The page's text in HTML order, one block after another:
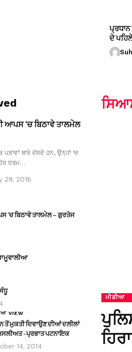
ਦੇ
ਆਪਸ ‘ਚ ਬਿਠਾਵੇ ਤਾਲਮੇਲ
ਪੜਾਵਾਂ ਬਾਰੇ ਦੱਸਦੇ ਹਨ, ਉਨ੍ਹਾਂ ‘ਚ
ਧਰਮ…
29, 2016
‘ਚ ਬਿਠਾਵੇ ਤਾਲਮੇਲ – ਗੁਰਤੇਜ
VIEW
ਤੋਂ ਮੁਕਤੀ ਦਿਵਾਉਣ ਦੀਆਂ ਦਲੀਲਾਂ
-ਪ੍ਰਭਾਤ ਪਟਨਾਇਕ
14, 2014
ਮੀਡੀਆ